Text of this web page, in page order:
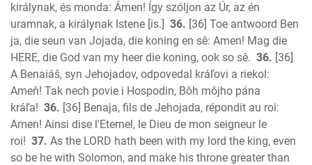
királynak, és monda: Ámen! Így szóljon az Úr, az én
uramnak, a királynak Istene [is.] 36. [36] Toe antwoord Ben
ja, die seun van Jojada, die koning en sê: Amen! Mag die
HERE, die God van my heer die koning, ook so sê. 36. [36]
A Benaiáš, syn Jehojadov, odpovedal kráľovi a riekol:
Ameň! Tak nech povie i Hospodin, Bôh môjho pána
kráľa! 36. [36] Benaja, fils de Jehojada, répondit au roi:
Amen! Ainsi dise l'Eternel, le Dieu de mon seigneur le
roi! 37. As the LORD hath been with my lord the king, even
so be he with Solomon, and make his throne greater than